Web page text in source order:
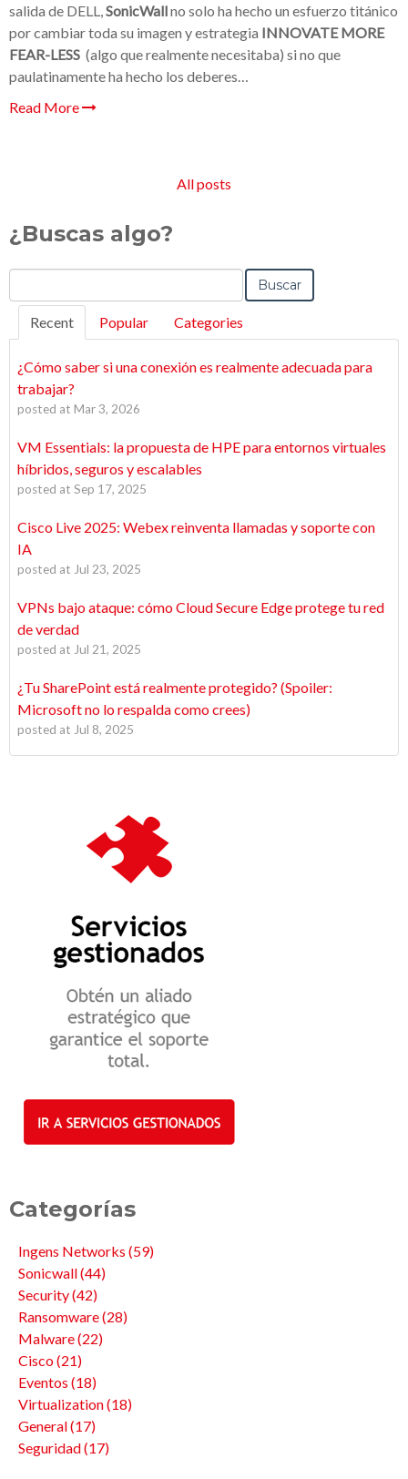
salida de DELL,SonicWallno solo ha hecho un esfuerzo titánico
por cambiar toda su imagen y estrategia INNOVATE MORE
FEAR-LESS (algo que realmente necesitaba) si no que
paulatinamente ha hecho los deberes…
Read More
All posts
¿Buscas algo?
Buscar
Recent Popular Categories
¿Cómo saber si una conexión es realmente adecuada para
trabajar?
posted at Mar 3, 2026
VM Essentials: la propuesta de HPE para entornos virtuales
híbridos, seguros y escalables
posted at Sep 17, 2025
Cisco Live 2025: Webex reinventa llamadas y soporte con
IA
posted at Jul 23, 2025
VPNs bajo ataque: cómo Cloud Secure Edge protege tu red
de verdad
posted at Jul 21, 2025
¿Tu SharePoint está realmente protegido? (Spoiler:
Microsoft no lo respalda como crees)
posted at Jul 8, 2025
Categorías
Ingens Networks (59)
Sonicwall(44)
Security(42)
Ransomware(28)
Malware(22)
Cisco(21)
Eventos (18)
Virtualization(18)
General(17)
Seguridad(17)